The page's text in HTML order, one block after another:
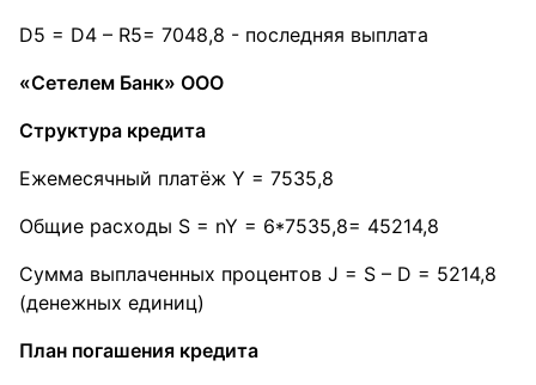
D5 = D4 – R5= 7048,8 - последняя выплата
«Сетелем Банк» ООО
Структура кредита
Ежемесячный платёж Y = 7535,8
Общие расходы S = nY = 6*7535,8= 45214,8
Сумма выплаченных процентов J = S – D = 5214,8
(денежных единиц)
План погашения кредита